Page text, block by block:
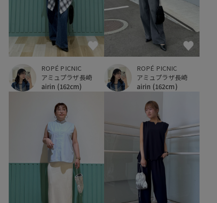
ROPÉ PICNIC
アミュプラザ長崎
airin (162cm)
ROPÉ PICNIC
アミュプラザ長崎
airin (162cm)